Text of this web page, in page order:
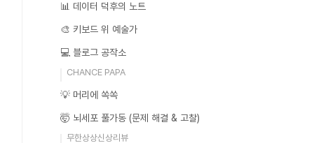
📊 데이터 덕후의 노트
🎨 키보드 위 예술가
💻 블로그 공작소
CHANCE PAPA
💡 머리에 쏙쏙
🤯 뇌세포 풀가동 (문제 해결 & 고찰)
무한상상신상리뷰